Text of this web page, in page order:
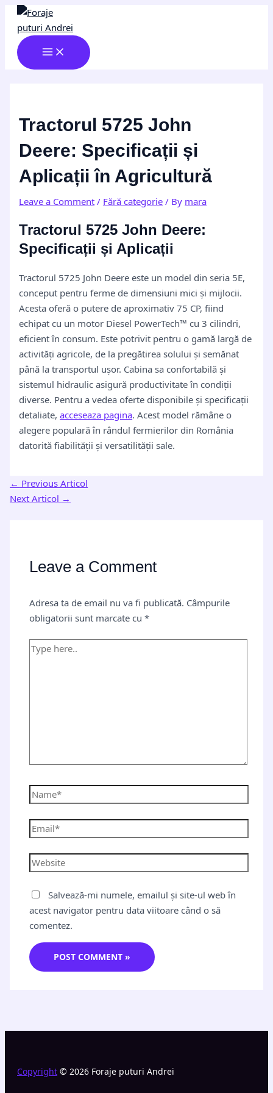
Skip
content
MENU
Tractorul 5725 John
Deere: Specificații și
Aplicații în Agricultură
Leave a Comment / Fără categorie / By mara
Tractorul 5725 John Deere:
Specificații și Aplicații
Tractorul 5725 John Deere este un model din seria 5E,
conceput pentru ferme de dimensiuni mici și mijlocii.
Acesta oferă o putere de aproximativ 75 CP, fiind
echipat cu un motor Diesel PowerTech™ cu 3 cilindri,
eficient în consum. Este potrivit pentru o gamă largă de
activități agricole, de la pregătirea solului și semănat
până la transportul ușor. Cabina sa confortabilă și
sistemul hidraulic asigură productivitate în condiții
diverse. Pentru a vedea oferte disponibile și specificații
detaliate,acceseaza pagina. Acest model rămâne o
alegere populară în rândul fermierilor din România
datorită fiabilității și versatilității sale.
Post
navigation
← Previous Articol
Next Articol →
Leave a Comment
Adresa ta de email nu va fi publicată. Câmpurile
obligatorii sunt marcate cu*
Type
here..
Name*
Email*
Website
Salvează-mi numele, emailul și site-ul web în
acest navigator pentru data viitoare când o să
comentez.
Copyright © 2026 Foraje puturi Andrei